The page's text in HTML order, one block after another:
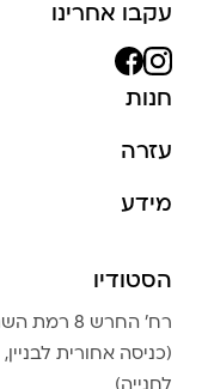
עקבו אחרינו
חנות
צמידים
בגדים
אביזרים
גברים
עזרה
צור קשר
מידע
שמירה על התכשיטים
הצהרת נגישות
טבלת מידות טבעות
הסטודיו
רח׳ החרש 8 רמת השרון.
(כניסה אחורית